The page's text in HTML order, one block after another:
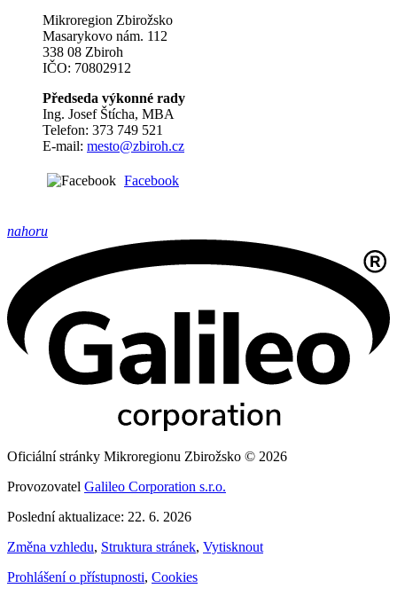
Mikroregion Zbirožsko
Masarykovo nám. 112
338 08 Zbiroh
IČO: 70802912
Předseda výkonné rady
Ing. Josef Štícha, MBA
Telefon: 373 749 521
E-mail: mesto@zbiroh.cz
Facebook
nahoru
Oficiální stránky Mikroregionu Zbirožsko © 2026
Provozovatel Galileo Corporation s.r.o.
Poslední aktualizace: 22. 6. 2026
Změna vzhledu, Struktura stránek, Vytisknout
Prohlášení o přístupnosti, Cookies